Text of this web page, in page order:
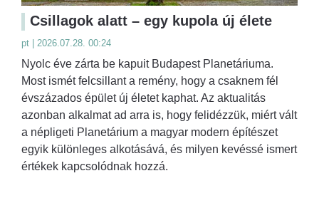
Csillagok alatt – egy kupola új élete
pt | 2026.07.28. 00:24
Nyolc éve zárta be kapuit Budapest Planetáriuma.
Most ismét felcsillant a remény, hogy a csaknem fél
évszázados épület új életet kaphat. Az aktualitás
azonban alkalmat ad arra is, hogy felidézzük, miért vált
a népligeti Planetárium a magyar modern építészet
egyik különleges alkotásává, és milyen kevéssé ismert
értékek kapcsolódnak hozzá.